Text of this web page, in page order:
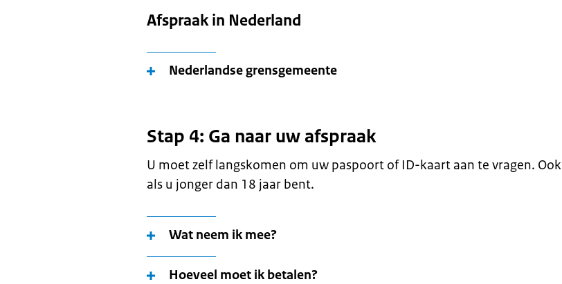
Afspraak in Nederland
Nederlandse grensgemeente
Stap 4: Ga naar uw afspraak
U moet zelf langskomen om uw paspoort of ID-kaart aan te vragen. Ook
als u jonger dan 18 jaar bent.
Wat neem ik mee?
Hoeveel moet ik betalen?